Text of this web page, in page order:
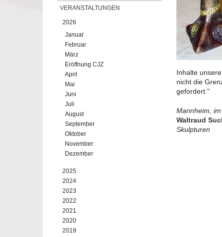
VERANSTALTUNGEN
2026
Januar
Februar
März
Eröffnung CJZ
April
Mai
Juni
Juli
August
September
Oktober
November
Dezember
2025
2024
2023
2022
2021
2020
2019
Inhalte
nicht die
gefordert."
Mannheim,
Waltraud
Skulpturen